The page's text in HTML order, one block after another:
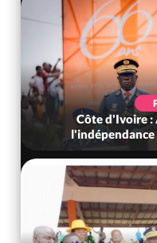
Côte d'Ivoire :
l'indépendance